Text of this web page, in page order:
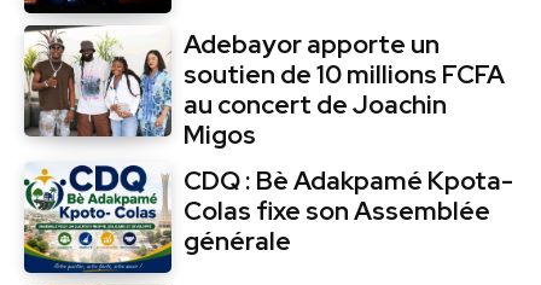
Adebayor apporte un
soutien de 10 millions FCFA
au concert de Joachin
Migos
CDQ : Bè Adakpamé Kpota-
Colas fixe son Assemblée
générale